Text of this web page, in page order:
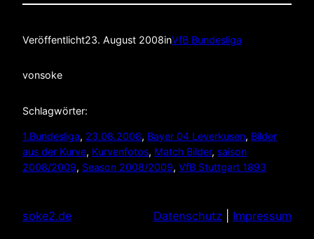
Veröffentlicht23. August 2008inVfB Bundesliga
vonsoke
Schlagwörter:
1.Bundesliga, 23.08.2008, Bayer 04 Leverkusen, Bilder
aus der Kurve, Kurvenfotos, Match Bilder, saison
2008/2009, Season 2008/2009, VfB Stuttgart 1893
soke2.de Datenschutz Impressum